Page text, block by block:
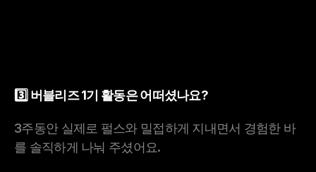
3️⃣ 버블리즈 1기 활동은 어떠셨나요?
3주동안 실제로 펄스와 밀접하게 지내면서 경험한 바
를 솔직하게 나눠 주셨어요.